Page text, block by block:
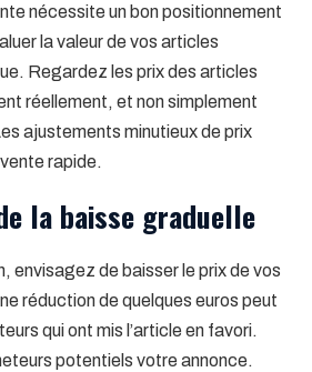
nécessite un bon positionnement
la valeur de vos articles
Regardez les prix des articles
réellement, et non simplement
ajustements minutieux de prix
rapide.
la baisse graduelle
envisagez de baisser le prix de vos
réduction de quelques euros peut
qui ont mis l’article en favori.
potentiels votre annonce.